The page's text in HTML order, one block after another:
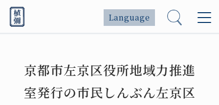
Language
京都市左京区役所地域力推進
室発行の市民しんぶん左京区